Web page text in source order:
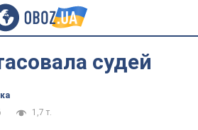
судей
1,7 т.